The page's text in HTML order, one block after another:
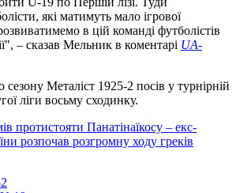
які матимуть мало ігрової
в цій команді футболістів
– сказав Мельник в коментарі UA-
Металіст 1925-2 посів у турнірній
ліги восьму сходинку.
протистояти Панатінаїкосу – екс-
розпочав розгромну ходу греків